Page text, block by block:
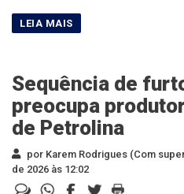
Sequência de
preocupa
de Petrolina
por Karem Rodrigues (Com
de 2026 às 12:02